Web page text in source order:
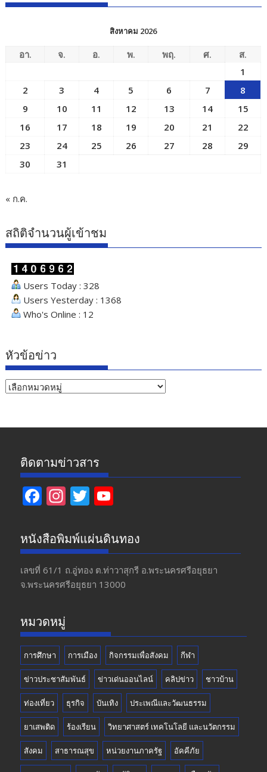
สิงหาคม 2026
อา. จ. อ. พ. พฤ. ศ.
ส.
1
2
3 4 5 6 7
8
9
10 11 12 13 14
15
16
17 18 19 20 21
22
23
24 25 26 27 28
29
30
31
« ก.ค.
สถิติจำนวนผู้เข้าชม
Users Today : 328
Users Yesterday : 1368
Who's Online : 12
หัวข้อข่าว
หัวข้อ
ติดตามข่าวสาร
F
e
b
o
o
In
a
gr
a
m
T
itt
er
u
T
u
b
หนังสือพิมพ์แผ่นดินทอง
เลขที่ 61/1 ถ.อู่ทอง​ ต.​ท่าวาสุกรี​ อ.พระนครศรีอยุธยา​
จ.พระนครศรีอยุธยา 13000
หมวดหมู่
การศึกษา การเมือง กิจกรรมเพื่อสังคม กีฬา
ข่าวประชาสัมพันธ์ ข่าวเด่นออนไลน์ คลิปข่าว ชาวบ้าน
ท่องเที่ยว ธุรกิจ บันเทิง ประเพณีและวัฒนธรรม
ยาเสพติด ร้องเรียน วิทยาศาสตร์ เทคโนโลยี และนวัตกรรม
สังคม สาธารณสุข หน่วยงานภาครัฐ อัคคีภัย